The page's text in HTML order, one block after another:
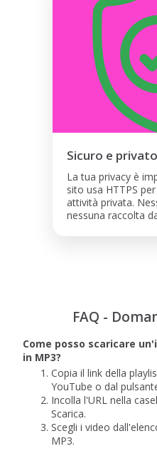
Sicuro e privato
La tua privacy è
sito usa HTTPS
attività privata.
nessuna raccolta
FAQ -
Come posso scaricare
in MP3?
Copia il link della
YouTube o dal
Incolla l'URL nella
Scarica.
Scegli i video
MP3.